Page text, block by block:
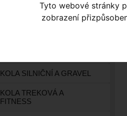
Tyto webové stránky
zobrazení
KOLA S-WORKS
KOLA SILNIČNÍ A GRAVEL
KOLA TREKOVÁ A
FITNESS